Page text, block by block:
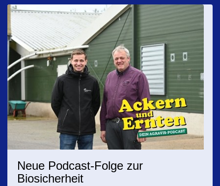
Neue Podcast-Folge zur
Biosicherheit